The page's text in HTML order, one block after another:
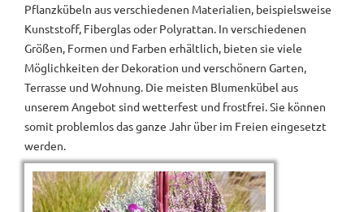
Pflanzkübeln aus verschiedenen Materialien, beispielsweise
Kunststoff, Fiberglas oder Polyrattan. In verschiedenen
Größen, Formen und Farben erhältlich, bieten sie viele
Möglichkeiten der Dekoration und verschönern Garten,
Terrasse und Wohnung. Die meisten Blumenkübel aus
unserem Angebot sind wetterfest und frostfrei. Sie können
somit problemlos das ganze Jahr über im Freien eingesetzt
werden.